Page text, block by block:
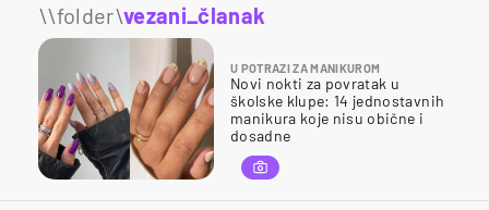
\\folder\vezani_članak
U POTRAZI ZA MANIKUROM
Novi nokti za povratak u
školske klupe: 14 jednostavnih
manikura koje nisu obične i
dosadne